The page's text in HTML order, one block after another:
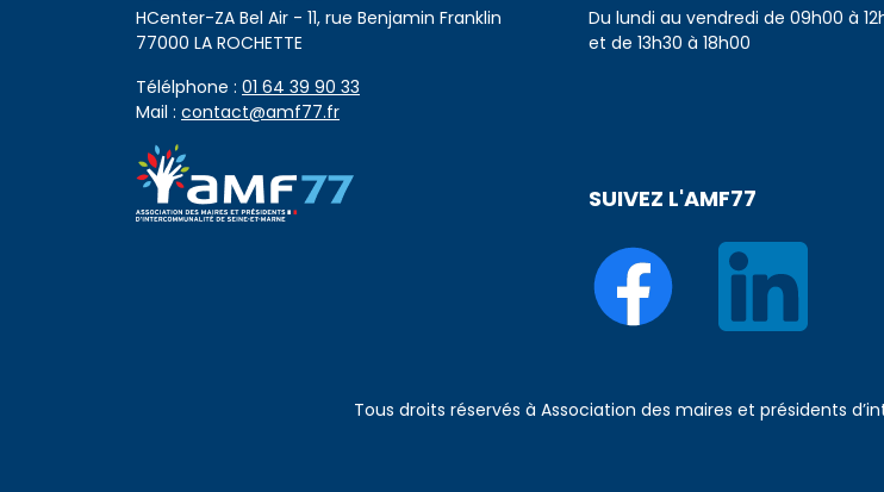
HCenter-ZA Bel Air - 11, rue Benjamin Franklin
77000 LA ROCHETTE
Télélphone : 01 64 39 90 33
Mail : contact@amf77.fr
Du lundi au vendredi de 09h00 à
et de 13h30 à 18h00
SUIVEZ L'AMF77
Tous droits réservés à Association des maires et présidents